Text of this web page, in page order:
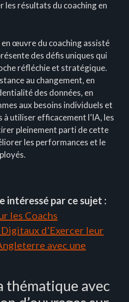
les résultats du coaching en
en œuvre du coaching assisté
des défis uniques qui
réfléchie et stratégique.
au changement, en
des données, en
aux besoins individuels et
à utiliser efficacement l’IA, les
pleinement parti de cette
les performances et le
intéressé par ce sujet :
les Coachs
d’Exercer leur
avec une
thématique avec